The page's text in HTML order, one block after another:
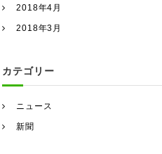
2018年4月
2018年3月
カテゴリー
ニュース
新聞